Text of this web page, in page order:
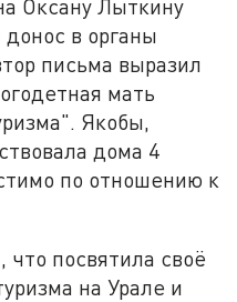
Оксану Лыткину
в органы
письма выразил
мать
Якобы,
дома 4
по отношению к
посвятила своё
на Урале и